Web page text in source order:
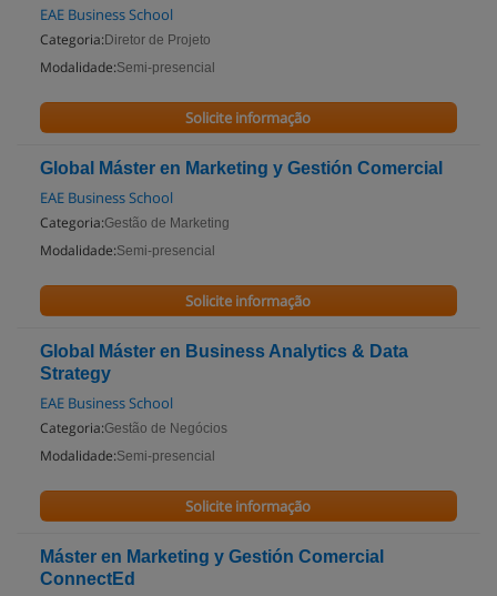
EAE Business School
Categoria: Diretor de Projeto
Modalidade:Semi-presencial
Solicite informação
Global Máster en Marketing y Gestión Comercial
EAE Business School
Categoria:Gestão de Marketing
Modalidade:Semi-presencial
Solicite informação
Global Máster en Business Analytics & Data
Strategy
EAE Business School
Categoria:Gestão de Negócios
Modalidade:Semi-presencial
Solicite informação
Máster en Marketing y Gestión Comercial
ConnectEd